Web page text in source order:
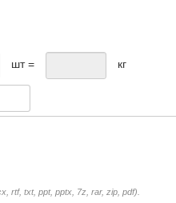
шт = кг
rtf, txt, ppt, pptx, 7z, rar, zip, pdf).